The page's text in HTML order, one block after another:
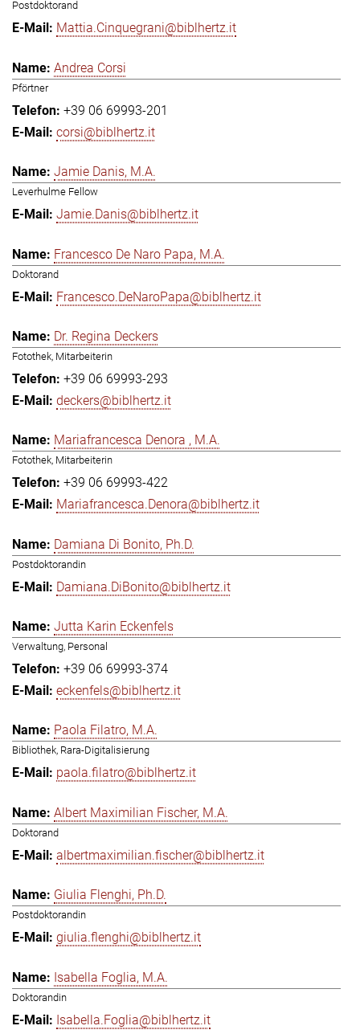
Postdoktorand
Mattia.Cinquegrani@biblhertz.it
Andrea Corsi
Pförtner
+39 06 69993-201
corsi@biblhertz.it
Jamie Danis, M.A.
Leverhulme Fellow
Jamie.Danis@biblhertz.it
Francesco De Naro Papa, M.A.
Doktorand
Francesco.DeNaroPapa@biblhertz.it
Dr. Regina Deckers
Fotothek, Mitarbeiterin
+39 06 69993-293
deckers@biblhertz.it
Mariafrancesca Denora , M.A.
Fotothek, Mitarbeiterin
+39 06 69993-422
Mariafrancesca.Denora@biblhertz.it
Damiana Di Bonito, Ph.D.
Postdoktorandin
Damiana.DiBonito@biblhertz.it
Jutta Karin Eckenfels
Verwaltung, Personal
+39 06 69993-374
eckenfels@biblhertz.it
Paola Filatro, M.A.
Bibliothek, Rara-Digitalisierung
paola.filatro@biblhertz.it
Albert Maximilian Fischer, M.A.
Doktorand
albertmaximilian.fischer@biblhertz.it
Giulia Flenghi, Ph.D.
Postdoktorandin
giulia.flenghi@biblhertz.it
Isabella Foglia, M.A.
Doktorandin
Isabella.Foglia@biblhertz.it